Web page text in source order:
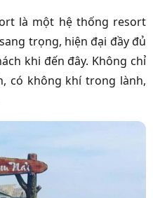
là một hệ thống resort
trọng, hiện đại đầy đủ
khi đến đây. Không chỉ
có không khí trong lành,